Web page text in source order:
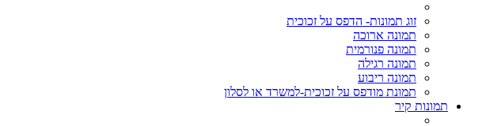
זוג תמונות- הדפס על זכוכית
תמונה ארוכה
תמונה פנורמית
תמונה רגילה
תמונה ריבוע
תמונת מודפס על זכוכית-למשרד או לסלון
תמונות קיר